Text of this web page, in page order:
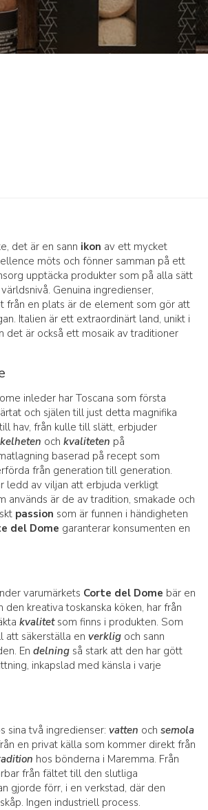
det är en sann ikon av ett mycket
möts och fönner samman på ett
upptäcka produkter som på alla sätt
Genuina ingredienser,
från en plats är de element som gör att
Italien är ett extraordinärt land, unikt i
det är också ett mosaik av traditioner
inleder har Toscana som första
och själen till just detta magnifika
hav, från kulle till slätt, erbjuder
och kvaliteten på
baserad på recept som
från generation till generation.
ledd av viljan att erbjuda verkligt
används är de av tradition, smakade och
passion som är funnen i händigheten
del Dome garanterar konsumenten en
varumärkets Corte del Dome bär en
den kreativa toskanska köken, har från
kvalitetsom finns i produkten. Som
att säkerställa en verklig och sann
En delning så stark att den har gött
inkapslad med känsla i varje
sina två ingredienser: vatten och semola
en privat källa som kommer direkt från
hos bönderna i Maremma. Från
från fältet till den slutliga
gjorde förr, i en verkstad, där den
Ingen industriell process.